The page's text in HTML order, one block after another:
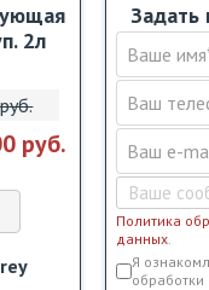
2л
pуб.
Задать
Политика
данных.
Я